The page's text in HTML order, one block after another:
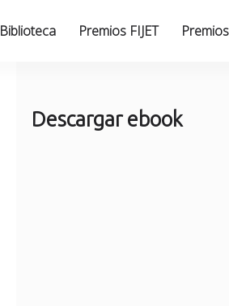
Biblioteca Premios FIJET
Descargar ebook